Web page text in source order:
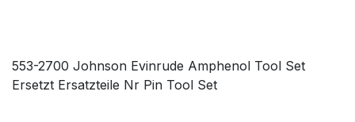
553-2700 Johnson Evinrude Amphenol Tool Set
Ersetzt Ersatzteile Nr Pin Tool Set